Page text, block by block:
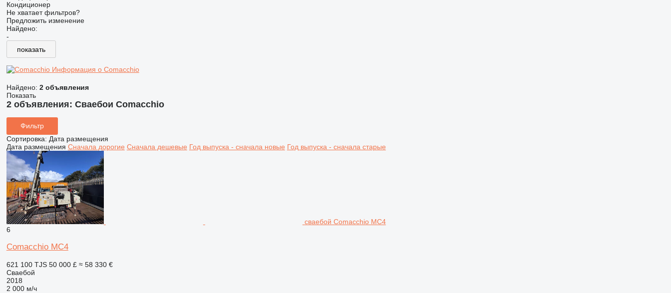
Кондиционер
Не хватает фильтров?
Предложить изменение
Найдено:
-
показать
Информация о Comacchio
Найдено: 2 объявления
Показать
2 объявления: Сваебои Comacchio
Фильтр
Сортировка: Дата размещения
Дата размещения Сначала дорогие Сначала дешевые Год выпуска - сначала новые Год выпуска - сначала старые
сваебой Comacchio MC4
6
Comacchio MC4
621 100 TJS 50 000 £ ≈ 58 330 €
Сваебой
2018
2 000 м/ч